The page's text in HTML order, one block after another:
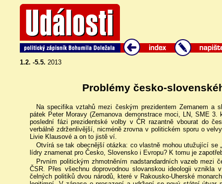
1.2. -5.5. 2013
Problémy česko-
Na specifika vztahů mezi českým prezidentem Zemanem a
pátek Peter Moravy (Zemanova demonstrace moci, LN, SME
poslední fázi prezidentské volby v ČR razantně vbourat do
verbálně zdrženlivější, nicméně zrovna v politickém sporu o
Livie Klausové a on to jistě ví.
Otvírá se tak obecnější otázka: co vlastně mohou utužující se
lídry znamenat pro Česko, Slovensko i Evropu? K tomu je
Prvním politickým zhmotněním nadstandardních vazeb mezi
ČSR. Přes všechnu doprovodnou slovanskou ideologii vznikla
čelných politiků dvou národů, které v Rakousko-Uherské